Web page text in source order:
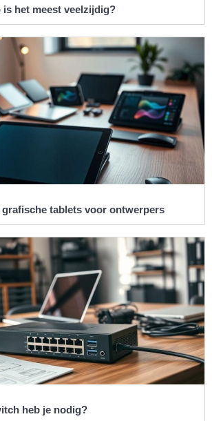
is het meest veelzijdig?
grafische tablets voor ontwerpers
heb je nodig?